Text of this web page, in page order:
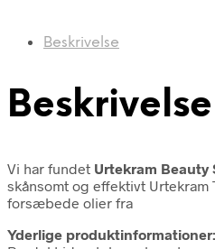
Beskrivelse
Beskrivelse
Vi har fundet Urtekram Beauty
skånsomt og effektivt Urtekram
forsæbede olier fra
Yderlige produktinformationer: